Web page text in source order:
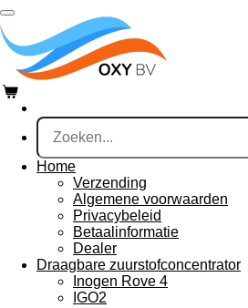
Ga
naar
de
hoofdinhoud
Home
Verzending
Algemene voorwaarden
Privacybeleid
Betaalinformatie
Dealer
Draagbare zuurstofconcentrator
Inogen Rove 4
IGO2